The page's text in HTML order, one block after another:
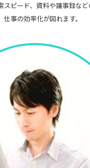
スピード、資料や議事録な
事の効率化が図れます。